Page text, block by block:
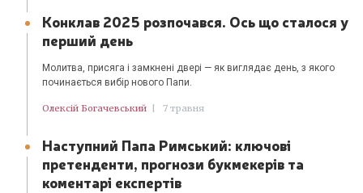
Конклав 2025 розпочався. Ось що сталося у
перший день
Молитва, присяга і замкнені двері — як виглядає день, з якого
починається вибір нового Папи.
Олексій Богачевський | 7 травня
Наступний Папа Римський: ключові
претенденти, прогнози букмекерів та
коментарі експертів